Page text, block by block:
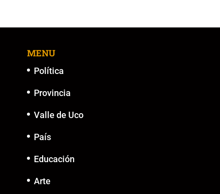
MENU
Política
Provincia
Valle de Uco
País
Educación
Arte